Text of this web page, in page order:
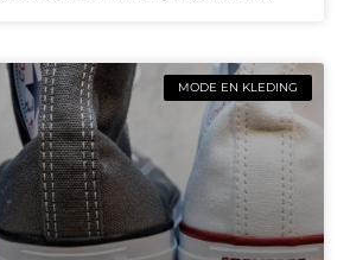
MODE EN KLEDING